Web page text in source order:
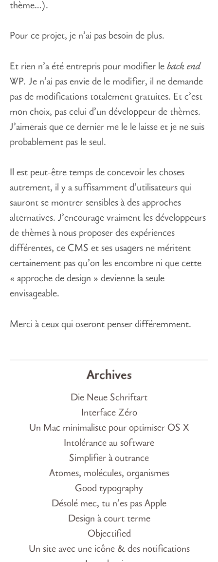
thème…).
Pour ce projet, je n’ai pas besoin de plus.
Et rien n’a été entrepris pour modifier le back end
WP. Je n’ai pas envie de le modifier, il ne demande
pas de modifications totalement gratuites. Et c’est
mon choix, pas celui d’un développeur de thèmes.
J’aimerais que ce dernier me le le laisse et je ne suis
probablement pas le seul.
Il est peut-être temps de concevoir les choses
autrement, il y a suffisamment d’utilisateurs qui
sauront se montrer sensibles à des approches
alternatives. J’encourage vraiment les développeurs
de thèmes à nous proposer des expériences
différentes, ce CMS et ses usagers ne méritent
certainement pas qu’on les encombre ni que cette
« approche de design » devienne la seule
envisageable.
Merci à ceux qui oseront penser différemment.
Archives
Die Neue Schriftart
Interface Zéro
Un Mac minimaliste pour optimiser OS X
Intolérance au software
Simplifier à outrance
Atomes, molécules, organismes
Good typography
Désolé mec, tu n’es pas Apple
Design à court terme
Objectified
Un site avec une icône & des notifications